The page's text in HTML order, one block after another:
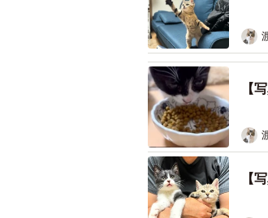
【
【